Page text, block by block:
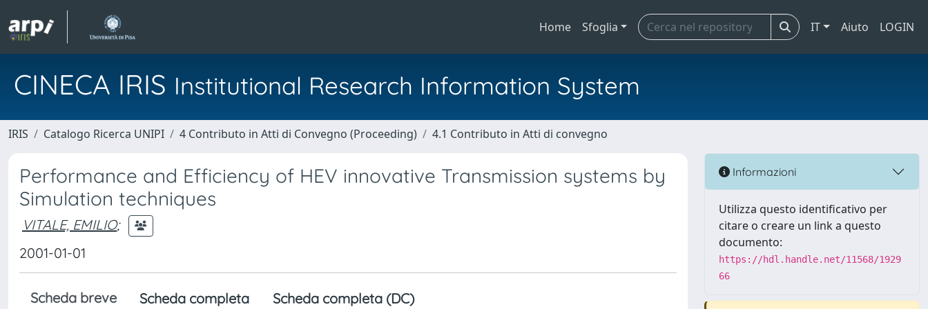
Home Sfoglia IT Aiuto LOGIN
CINECA IRIS Institutional Research Information System
IRIS Catalogo Ricerca UNIPI 4 Contributo in Atti di Convegno (Proceeding) 4.1 Contributo in Atti di convegno
Performance and Efficiency of HEV innovative Transmission systems by
Simulation techniques
VITALE, EMILIO;
2001-01-01
Scheda breve Scheda completa Scheda completa (DC)
Informazioni
Utilizza questo identificativo per
citare o creare un link a questo
documento:
https://hdl.handle.net/11568/1929
66